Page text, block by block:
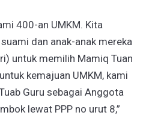
400-an UMKM. Kita
dan anak-anak mereka
untuk memilih Mamiq Tuan
kemajuan UMKM, kami
Guru sebagai Anggota
lewat PPP no urut 8,”